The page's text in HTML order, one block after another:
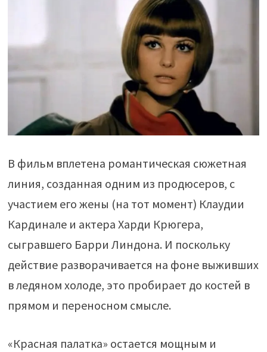
В фильм вплетена романтическая сюжетная
линия, созданная одним из продюсеров, с
участием его жены (на тот момент) Клаудии
Кардинале и актера Харди Крюгера,
сыгравшего Барри Линдона. И поскольку
действие разворачивается на фоне выживших
в ледяном холоде, это пробирает до костей в
прямом и переносном смысле.
«Красная палатка» остается мощным и